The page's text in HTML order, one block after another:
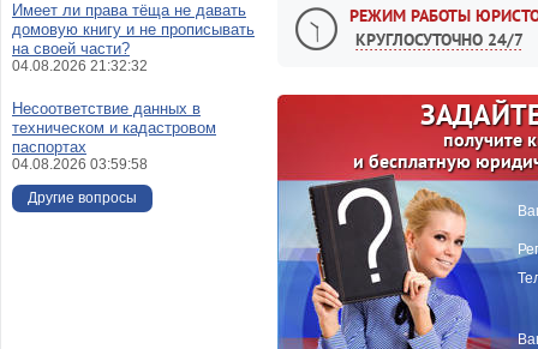
РЕЖИМ РАБОТЫ
КРУГЛОСУТОЧНО 24/7
получите
и бесплатную
Имеет ли права тёща не давать
домовую книгу и не прописывать
на своей части?
04.08.2026 21:32:32
Несоответствие данных в
техническом и кадастровом
паспортах
04.08.2026 03:59:58
Другие вопросы